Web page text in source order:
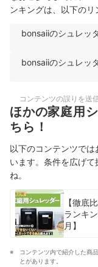
ンキングは、以下のリ
bonsaiiのシュレッ
bonsaiiのシュレッ
コンテンツの誤りを送
ほかの家庭用
ちら！
以下のコンテンツで
います。条件を広げ
ね。
【徹底
ランキ
月】
コンテンツ内で紹介した商
とがあります。